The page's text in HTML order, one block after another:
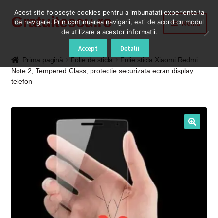
Sari
Sari
Gratuitescu.ro Meniu
Blog
Contul meu
Prima pagină Folie de sticla
Folie sticla Xiaomi Redmi
Note 2, Tempered Glass, protectie securizata ecran display
telefon
Acest site foloseşte cookies pentru a imbunatati experienta ta
de navigare. Prin continuarea navigarii, esti de acord cu modul
de utilizare a acestor informatii.
Accept Detalii